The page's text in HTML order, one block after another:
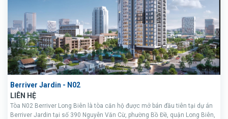
Berriver Jardin - N02
LIÊN HỆ
Tòa N02 Berriver Long Biên là tòa căn hộ được mở bán đầu tiên tại dự án
Berriver Jardin tại số 390 Nguyễn Văn Cừ, phường Bồ Đề, quận Long Biên,